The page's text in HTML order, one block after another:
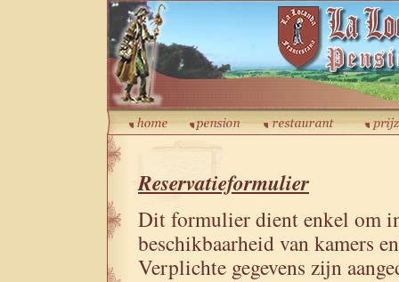
Reservatieformulier
Dit formulier dient enkel om
beschikbaarheid van kamers
Verplichte gegevens zijn